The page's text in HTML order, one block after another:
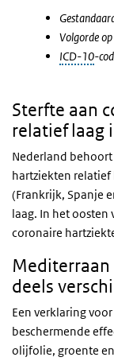
Volgorde
ICD-10-
Sterfte aan
relatief laag
Nederland
hartziekten relatief
(Frankrijk, Spanje
laag. In het oosten
coronaire
deels
Een verklaring
beschermende
olijfolie, groente